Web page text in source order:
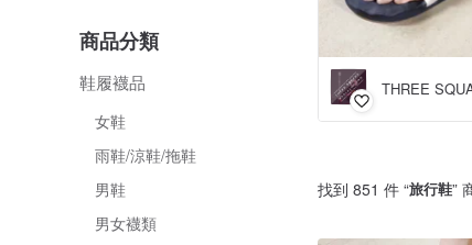
商品分類
鞋履襪品
女鞋
雨鞋/涼鞋/拖鞋
男鞋
男女襪類
找到 851 件 “旅行鞋”